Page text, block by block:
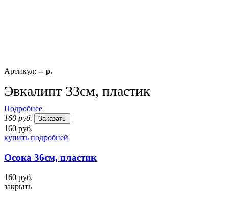
Артикул: -- р.
Эвкалипт 33см, пластик
Подробнее
160 руб.
Заказать
160 руб.
купить подробней
Осока 36см, пластик
160 руб.
закрыть